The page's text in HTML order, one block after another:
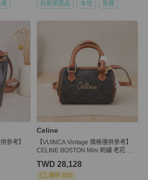
近新閒置品 本地 免運
參考】
Celine
【VUINCA Vintage 價格僅供參考】
CELINE BOSTON Mini 刺繡 老花 牛
TWD 28,128
現折 800